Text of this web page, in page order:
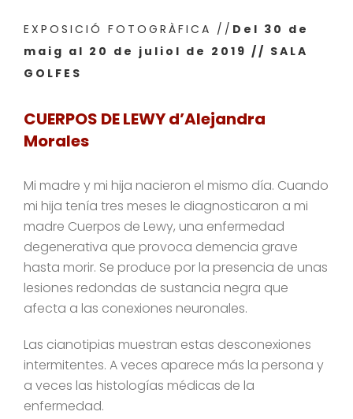
EXPOSICIÓ FOTOGRÀFICA // Del 30 de
maig al 20 de juliol de 2019 // SALA
GOLFES
CUERPOS DE LEWY d’Alejandra
Morales
Mi madre y mi hija nacieron el mismo día. Cuando
mi hija tenía tres meses le diagnosticaron a mi
madre Cuerpos de Lewy, una enfermedad
degenerativa que provoca demencia grave
hasta morir. Se produce por la presencia de unas
lesiones redondas de sustancia negra que
afecta a las conexiones neuronales.
Las cianotipias muestran estas desconexiones
intermitentes. A veces aparece más la persona y
a veces las histologías médicas de la
enfermedad.